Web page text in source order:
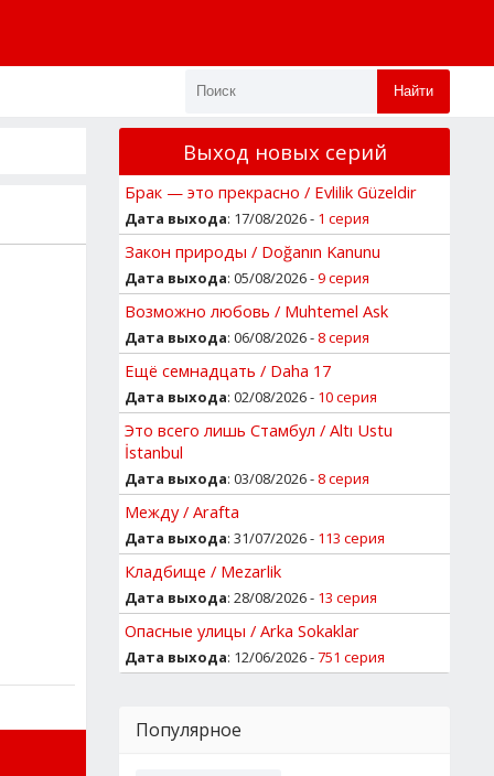
Найти
Выход новых серий
Брак — это прекрасно / Evlilik Güzeldir
Дата выхода: 17/08/2026 - 1 серия
Закон природы / Doğanın Kanunu
Дата выхода: 05/08/2026 -9 серия
Возможно любовь / Muhtemel Ask
Дата выхода: 06/08/2026 - 8 серия
Ещё семнадцать / Daha 17
Дата выхода: 02/08/2026 - 10 серия
Это всего лишь Стамбул / Altı Ustu
İstanbul
Дата выхода: 03/08/2026 - 8 серия
Между / Arafta
Дата выхода: 31/07/2026 - 113 серия
Кладбище / Mezarlik
Дата выхода: 28/08/2026 - 13 серия
Опасные улицы / Arka Sokaklar
Дата выхода: 12/06/2026 -751 серия
Популярное